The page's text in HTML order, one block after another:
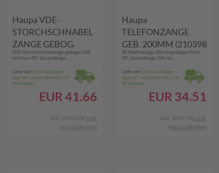
Haupa VDE-
STORCHSCHNABEL
ZANGE GEBOG.
(211210)
VDE-Storchschnabelzange gebogen 200
mm Form 45°, Gesamtlänge...
Lieferzeit: Im Versandlager
lagernd - versandbereit in 24-
48 Stunden
EUR 41.66
inkl. 20 % USt zzgl.
Versandkosten
Haupa
TELEFONZANGE
GEB. 200MM (210398
BLACK-LINE)
2K-Telefonzange 200 mm gebogen Form
45°, Gesamtlänge 200 mm...
Lieferzeit: Im Versandlager
lagernd - versandbereit in 24-
48 Stunden
EUR 34.51
inkl. 20 % USt zzgl.
Versandkosten